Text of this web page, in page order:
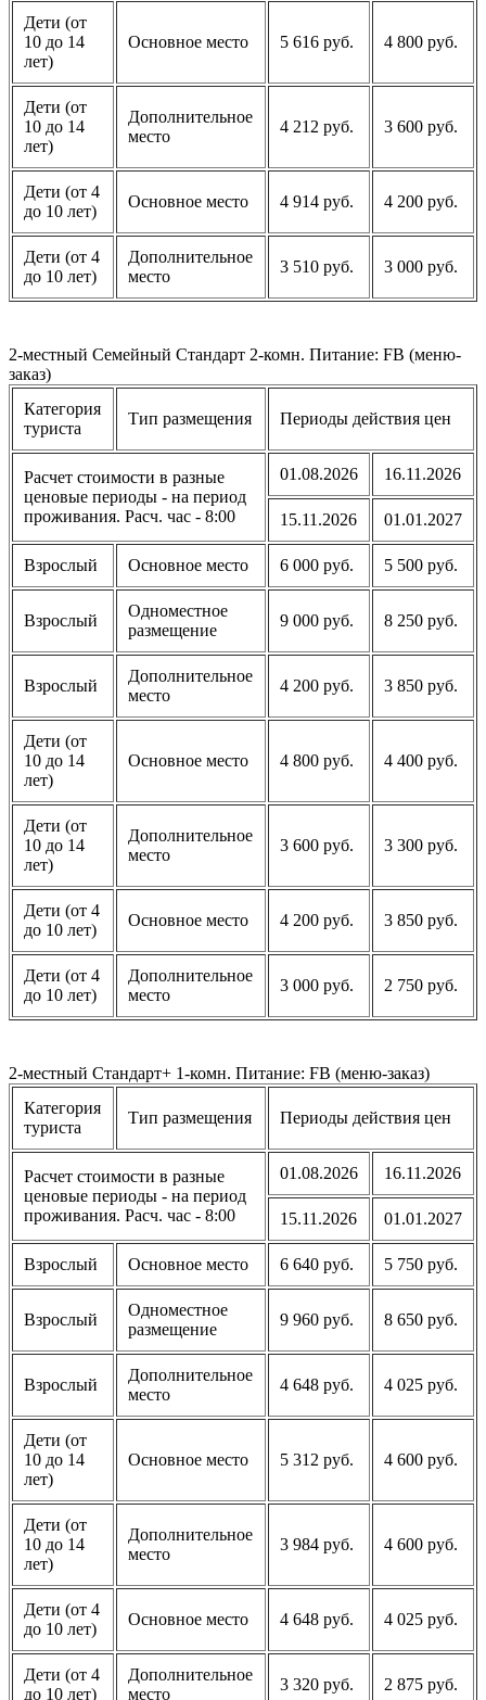
Дети (от
10 до 14
лет)
Основное место 5 616 руб. 4 800 руб.
Дети (от
10 до 14
лет)
Дополнительное
место
4 212 руб. 3 600 руб.
Дети (от 4
до 10 лет)
Основное место 4 914 руб. 4 200 руб.
Дети (от 4
до 10 лет)
Дополнительное
место
3 510 руб. 3 000 руб.
2-местный Семейный Стандарт 2-комн. Питание: FB (меню-
заказ)
Категория
туриста
Тип размещения Периоды действия цен
Расчет стоимости в разные
ценовые периоды - на период
проживания. Расч. час - 8:00
01.08.2026 16.11.2026
15.11.2026 01.01.2027
Взрослый Основное место 6 000 руб. 5 500 руб.
Взрослый
Одноместное
размещение
9 000 руб. 8 250 руб.
Взрослый
Дополнительное
место
4 200 руб. 3 850 руб.
Дети (от
10 до 14
лет)
Основное место 4 800 руб. 4 400 руб.
Дети (от
10 до 14
лет)
Дополнительное
место
3 600 руб. 3 300 руб.
Дети (от 4
до 10 лет)
Основное место 4 200 руб. 3 850 руб.
Дети (от 4
до 10 лет)
Дополнительное
место
3 000 руб. 2 750 руб.
2-местный Стандарт+ 1-комн. Питание: FB (меню-заказ)
Категория
туриста
Тип размещения Периоды действия цен
Расчет стоимости в разные
ценовые периоды - на период
проживания. Расч. час - 8:00
01.08.2026 16.11.2026
15.11.2026 01.01.2027
Взрослый Основное место 6 640 руб. 5 750 руб.
Взрослый
Одноместное
размещение
9 960 руб. 8 650 руб.
Взрослый
Дополнительное
место
4 648 руб. 4 025 руб.
Дети (от
10 до 14
лет)
Основное место 5 312 руб. 4 600 руб.
Дети (от
10 до 14
лет)
Дополнительное
место
3 984 руб. 4 600 руб.
Дети (от 4
до 10 лет)
Основное место 4 648 руб. 4 025 руб.
Дети (от 4
до 10 лет)
Дополнительное
место
3 320 руб. 2 875 руб.